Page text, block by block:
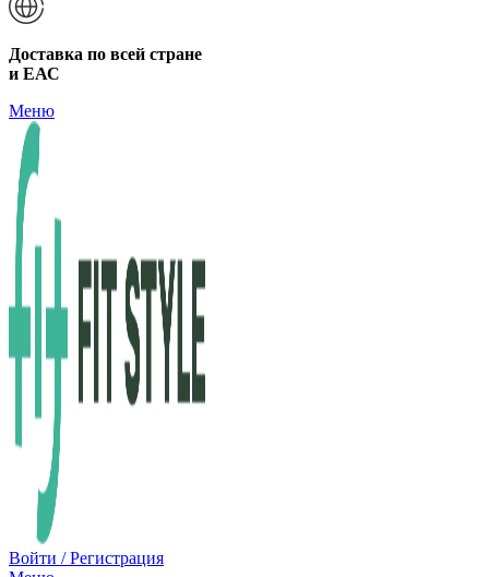
Доставка по всей стране
и ЕАС
Меню
Войти / Регистрация